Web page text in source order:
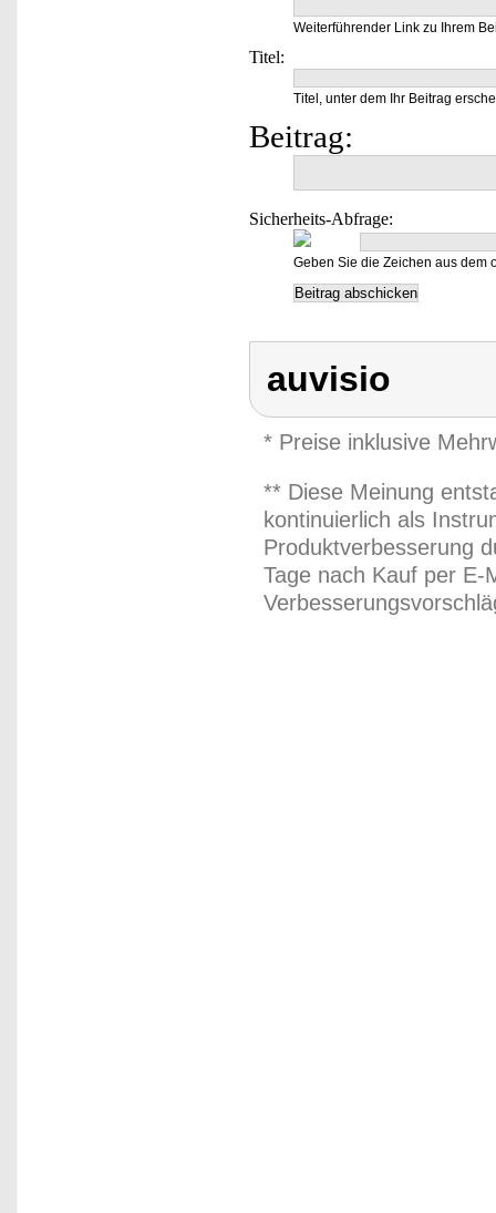
Weiterführender Link zu Ihrem
Titel:
Titel, unter dem Ihr Beitrag
Beitrag:
Sicherheits-Abfrage:
Geben Sie die Zeichen aus dem
auvisio
* Preise inklusive
** Diese Meinung
kontinuierlich als
Produktverbesserung
Tage nach Kauf per E-